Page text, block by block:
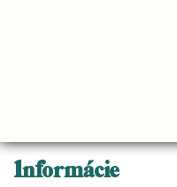
Informácie